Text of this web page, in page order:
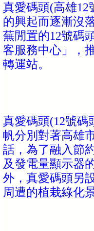
真愛碼頭(高雄12
的興起而逐漸沒
蕪閒置的12號碼
客服務中心」，
轉運站。
真愛碼頭(12號碼
帆分別對著高雄
話，為了融入節
及發電量顯示器
外，真愛碼頭另
周遭的植栽綠化